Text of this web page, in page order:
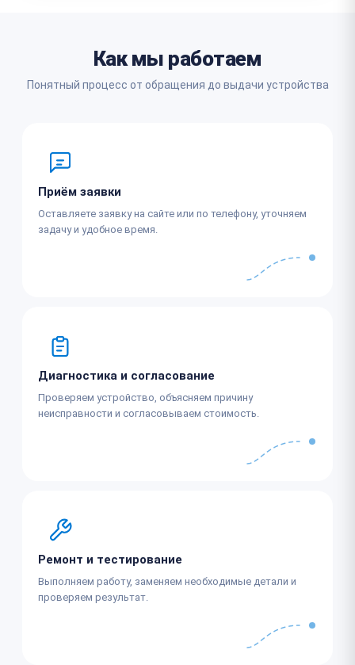
Как мы работаем
Понятный процесс от обращения до выдачи устройства
Приём заявки
Оставляете заявку на сайте или по телефону, уточняем
задачу и удобное время.
Диагностика и согласование
Проверяем устройство, объясняем причину
неисправности и согласовываем стоимость.
Ремонт и тестирование
Выполняем работу, заменяем необходимые детали и
проверяем результат.